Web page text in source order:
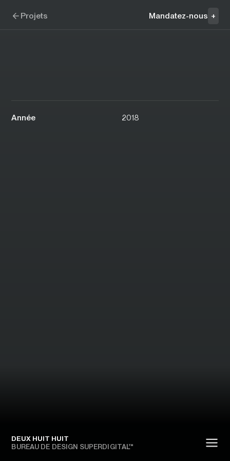
DEUX HUIT HUIT
BUREAU DE DESIGN SUPERDIGITAL™
Projets Mandatez-nous +
Année 2018